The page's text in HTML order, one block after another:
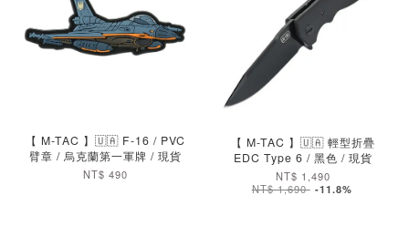
【 M-TAC 】🇺🇦 F-16 / PVC
臂章 / 烏克蘭第一軍牌 / 現貨
NT$ 490
【 M-TAC 】🇺🇦 輕型折疊
EDC Type 6 / 黑色 / 現貨
NT$ 1,490
NT$ 1,690 -11.8%